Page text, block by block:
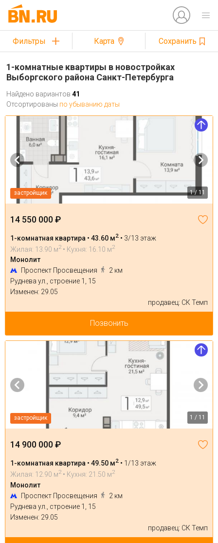
Фильтры Карта Сохранить
1-комнатные квартиры в новостройках
Выборгского района Санкт-Петербурга
Найдено вариантов 41
Отсортированы по убыванию даты
застройщик 1 / 11
14 550 000 ₽
1-комнатная квартира • 43.60 м2 • 3/13 этаж
Жилая: 13.90 м2 • Кухня: 16.10 м2
Монолит
Проспект Просвещения
2 км
Руднева ул., строение 1, 15
Изменен: 29.05
продавец: СК Темп
Позвонить
застройщик 1 / 11
14 900 000 ₽
1-комнатная квартира • 49.50 м2 • 1/13 этаж
Жилая: 12.90 м2 • Кухня: 21.50 м2
Монолит
Проспект Просвещения
2 км
Руднева ул., строение 1, 15
Изменен: 29.05
продавец: СК Темп